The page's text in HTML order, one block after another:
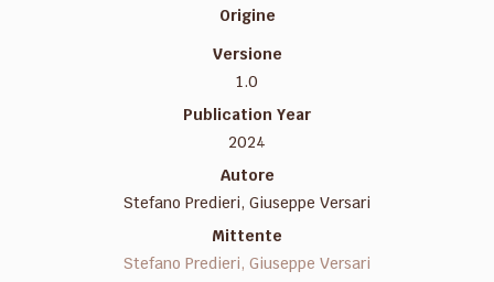
Origine
Versione
1.0
Publication Year
2024
Autore
Stefano Predieri, Giuseppe Versari
Mittente
Stefano Predieri, Giuseppe Versari